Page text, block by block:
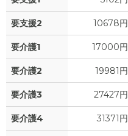
食費 ?
水道・光熱費
上乗せ介護費 ?
その他
介護保険料
要支援2 10678円
要介護1 17000円
要介護2 19981円
要介護3 27427円
要介護4 31371円